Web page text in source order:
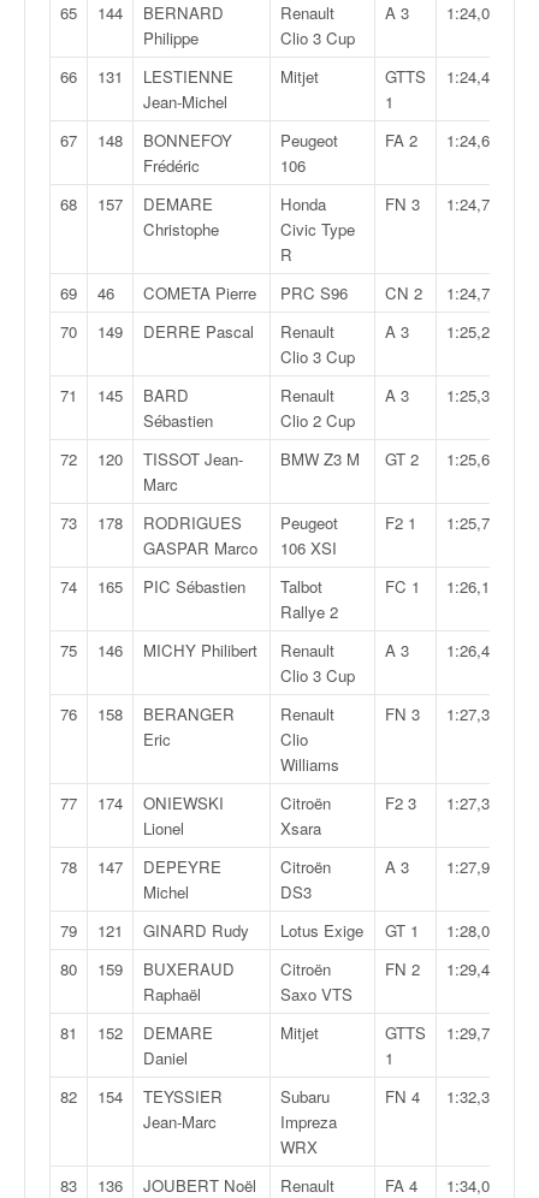
65 144
BERNARD
Philippe
Renault
Clio 3 Cup
A 3 1:24,046
66 131
LESTIENNE
Jean-Michel
Mitjet
GTTS
1
1:24,450
67 148
BONNEFOY
Frédéric
Peugeot
106
FA 2 1:24,623
68 157
DEMARE
Christophe
Honda
Civic Type
R
FN 3 1:24,708
69 46 COMETA Pierre PRC S96 CN 2
1:24,748
70
149 DERRE Pascal
Renault
Clio 3 Cup
A 3 1:25,279
71 145
BARD
Sébastien
Renault
Clio 2 Cup
A 3 1:25,397
72 120
TISSOT Jean-
Marc
BMW Z3 M GT 2 1:25,660
73 178
RODRIGUES
GASPAR Marco
Peugeot
106 XSI
F2 1 1:25,705
74 165 PIC Sébastien
Talbot
Rallye 2
FC 1 1:26,196
75 146 MICHY Philibert
Renault
Clio 3 Cup
A 3 1:26,405
76 158
BERANGER
Eric
Renault
Clio
Williams
FN 3 1:27,305
77 174
ONIEWSKI
Lionel
Citroën
Xsara
F2 3 1:27,384
78 147
DEPEYRE
Michel
Citroën
DS3
A 3 1:27,941
79 121 GINARD Rudy Lotus Exige GT 1
1:28,093
80
159
BUXERAUD
Raphaël
Citroën
Saxo VTS
FN 2 1:29,411
81 152
DEMARE
Daniel
Mitjet
GTTS
1
1:29,798
82 154
TEYSSIER
Jean-Marc
Subaru
Impreza
WRX
FN 4 1:32,303
83 136 JOUBERT Noël
Renault
FA 4 1:34,015